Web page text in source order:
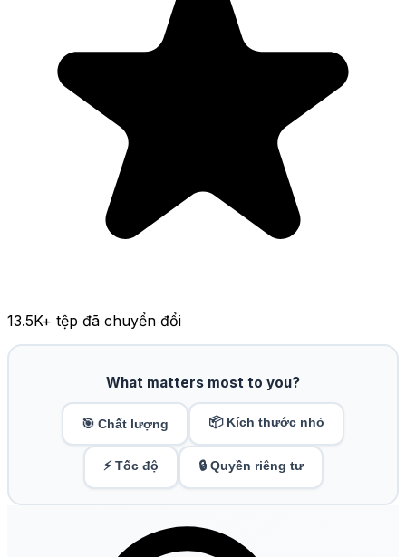
13.5K+ tệp đã chuyển đổi
What matters most to you?
🎯 Chất lượng 📦 Kích thước nhỏ
⚡ Tốc độ 🔒 Quyền riêng tư